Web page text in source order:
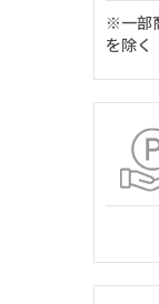
※一部
を除く